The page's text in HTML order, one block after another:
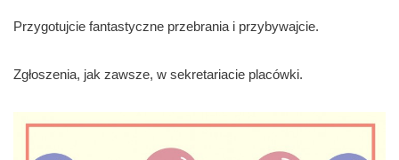
Przygotujcie fantastyczne przebrania i przybywajcie.
Zgłoszenia, jak zawsze, w sekretariacie placówki.